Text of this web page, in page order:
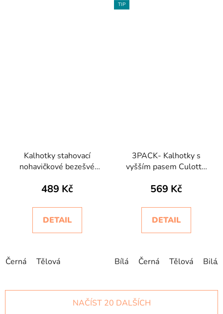
Kalhotky stahovací
nohavičkové bezešvé
489 Kč
DETAIL
Černá Tělová
TIP
3PACK- Kalhotky s
vyšším pasem Culotte
569 Kč
DETAIL
Bílá Černá Tělová Bilá/
NAČÍST 20 DALŠÍCH